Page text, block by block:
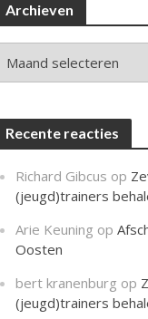
Archieven
Recente reacties
Richard Gibcus op
(jeugd)trainers
Arie Keuning op
Oosten
bert kranenburg op
(jeugd)trainers